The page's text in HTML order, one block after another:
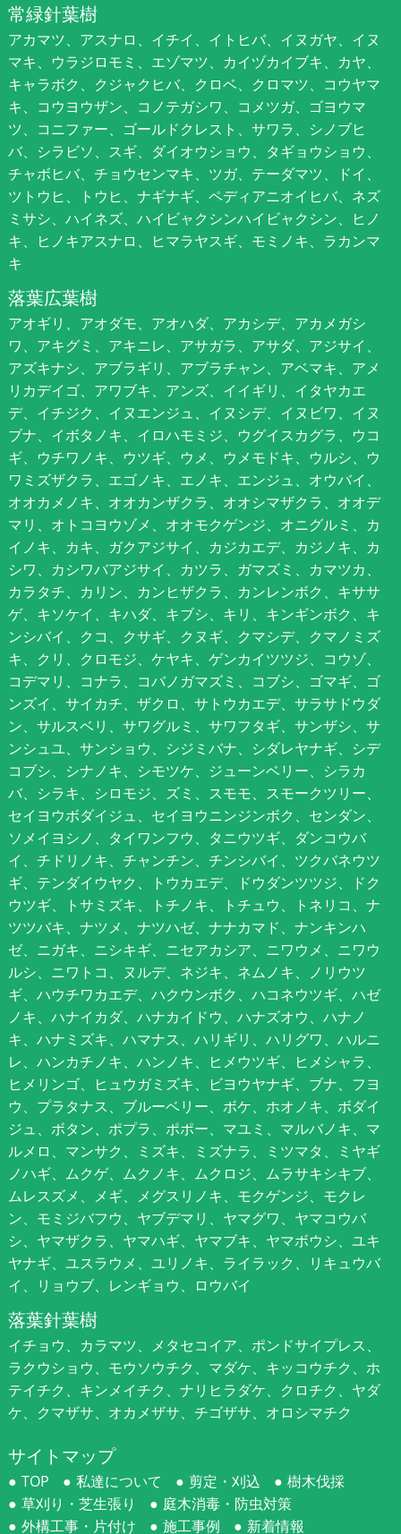
常緑針葉樹
アカマツ、アスナロ、イチイ、イトヒバ、イヌガヤ、イヌ
マキ、ウラジロモミ、エゾマツ、カイヅカイブキ、カヤ、
キャラボク、クジャクヒバ、クロベ、クロマツ、コウヤマ
キ、コウヨウザン、コノテガシワ、コメツガ、ゴヨウマ
ツ、コニファー、ゴールドクレスト、サワラ、シノブヒ
バ、シラビソ、スギ、ダイオウショウ、タギョウショウ、
チャボヒバ、チョウセンマキ、ツガ、テーダマツ、ドイ、
ツトウヒ、トウヒ、ナギナギ、ペディアニオイヒバ、ネズ
ミサシ、ハイネズ、ハイビャクシンハイビャクシン、ヒノ
キ、ヒノキアスナロ、ヒマラヤスギ、モミノキ、ラカンマ
キ
落葉広葉樹
アオギリ、アオダモ、アオハダ、アカシデ、アカメガシ
ワ、アキグミ、アキニレ、アサガラ、アサダ、アジサイ、
アズキナシ、アブラギリ、アブラチャン、アベマキ、アメ
リカデイゴ、アワブキ、アンズ、イイギリ、イタヤカエ
デ、イチジク、イヌエンジュ、イヌシデ、イヌビワ、イヌ
ブナ、イボタノキ、イロハモミジ、ウグイスカグラ、ウコ
ギ、ウチワノキ、ウツギ、ウメ、ウメモドキ、ウルシ、ウ
ワミズザクラ、エゴノキ、エノキ、エンジュ、オウバイ、
オオカメノキ、オオカンザクラ、オオシマザクラ、オオデ
マリ、オトコヨウゾメ、オオモクゲンジ、オニグルミ、カ
イノキ、カキ、ガクアジサイ、カジカエデ、カジノキ、カ
シワ、カシワバアジサイ、カツラ、ガマズミ、カマツカ、
カラタチ、カリン、カンヒザクラ、カンレンボク、キササ
ゲ、キソケイ、キハダ、キブシ、キリ、キンギンボク、キ
ンシバイ、クコ、クサギ、クヌギ、クマシデ、クマノミズ
キ、クリ、クロモジ、ケヤキ、ゲンカイツツジ、コウゾ、
コデマリ、コナラ、コバノガマズミ、コブシ、ゴマギ、ゴ
ンズイ、サイカチ、ザクロ、サトウカエデ、サラサドウダ
ン、サルスベリ、サワグルミ、サワフタギ、サンザシ、サ
ンシュユ、サンショウ、シジミバナ、シダレヤナギ、シデ
コブシ、シナノキ、シモツケ、ジューンベリー、シラカ
バ、シラキ、シロモジ、ズミ、スモモ、スモークツリー、
セイヨウボダイジュ、セイヨウニンジンボク、センダン、
ソメイヨシノ、タイワンフウ、タニウツギ、ダンコウバ
イ、チドリノキ、チャンチン、チンシバイ、ツクバネウツ
ギ、テンダイウヤク、トウカエデ、ドウダンツツジ、ドク
ウツギ、トサミズキ、トチノキ、トチュウ、トネリコ、ナ
ツツバキ、ナツメ、ナツハゼ、ナナカマド、ナンキンハ
ゼ、ニガキ、ニシキギ、ニセアカシア、ニワウメ、ニワウ
ルシ、ニワトコ、ヌルデ、ネジキ、ネムノキ、ノリウツ
ギ、ハウチワカエデ、ハクウンボク、ハコネウツギ、ハゼ
ノキ、ハナイカダ、ハナカイドウ、ハナズオウ、ハナノ
キ、ハナミズキ、ハマナス、ハリギリ、ハリグワ、ハルニ
レ、ハンカチノキ、ハンノキ、ヒメウツギ、ヒメシャラ、
ヒメリンゴ、ヒュウガミズキ、ビヨウヤナギ、ブナ、フヨ
ウ、プラタナス、ブルーベリー、ボケ、ホオノキ、ボダイ
ジュ、ボタン、ポプラ、ポポー、マユミ、マルバノキ、マ
ルメロ、マンサク、ミズキ、ミズナラ、ミツマタ、ミヤギ
ノハギ、ムクゲ、ムクノキ、ムクロジ、ムラサキシキブ、
ムレスズメ、メギ、メグスリノキ、モクゲンジ、モクレ
ン、モミジバフウ、ヤブデマリ、ヤマグワ、ヤマコウバ
シ、ヤマザクラ、ヤマハギ、ヤマブキ、ヤマボウシ、ユキ
ヤナギ、ユスラウメ、ユリノキ、ライラック、リキュウバ
イ、リョウブ、レンギョウ、ロウバイ
落葉針葉樹
イチョウ、カラマツ、メタセコイア、ポンドサイプレス、
ラクウショウ、モウソウチク、マダケ、キッコウチク、ホ
テイチク、キンメイチク、ナリヒラダケ、クロチク、ヤダ
ケ、クマザサ、オカメザサ、チゴザサ、オロシマチク
サイトマップ
TOP 私達について 剪定・刈込
樹木伐採
草刈り・芝生張り
庭木消毒・防虫対策
外構工事・片付け
施工事例 新着情報